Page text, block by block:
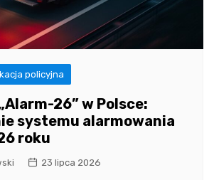
policyjna
26” w Polsce:
systemu alarmowania
roku
23 lipca 2026